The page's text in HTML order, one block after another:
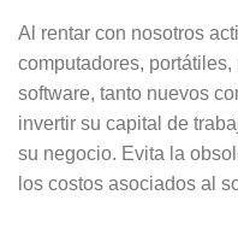
Al rentar con nosotros
computadores,
software, tanto nuevos
invertir su capital de
su negocio. Evita la
los costos asociados al